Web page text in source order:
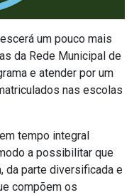
um pouco mais
da Rede Municipal de
e atender por um
nas escolas
tempo integral
a possibilitar que
da parte diversificada e
compõem os